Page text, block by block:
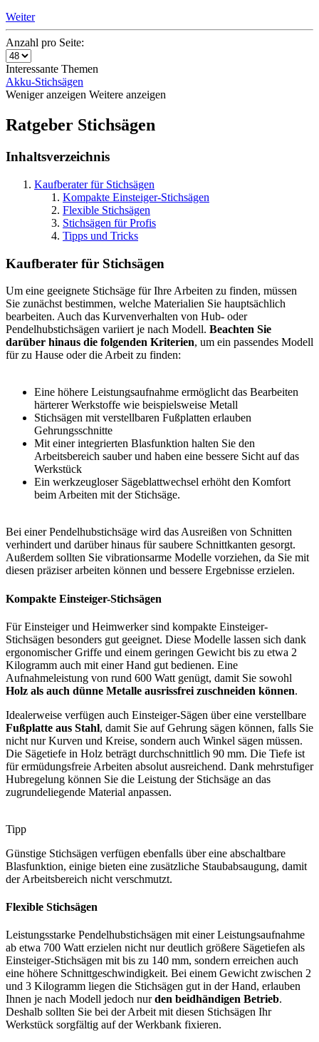
Weiter
Anzahl pro Seite:
Interessante Themen
Akku-Stichsägen
Weniger anzeigen Weitere anzeigen
Ratgeber Stichsägen
Inhaltsverzeichnis
Kaufberater für Stichsägen
Kompakte Einsteiger-Stichsägen
Flexible Stichsägen
Stichsägen für Profis
Tipps und Tricks
Kaufberater für Stichsägen
Um eine geeignete Stichsäge für Ihre Arbeiten zu finden, müssen
Sie zunächst bestimmen, welche Materialien Sie hauptsächlich
bearbeiten. Auch das Kurvenverhalten von Hub- oder
Pendelhubstichsägen variiert je nach Modell. Beachten Sie
darüber hinaus die folgenden Kriterien, um ein passendes Modell
für zu Hause oder die Arbeit zu finden:
Eine höhere Leistungsaufnahme ermöglicht das Bearbeiten
härterer Werkstoffe wie beispielsweise Metall
Stichsägen mit verstellbaren Fußplatten erlauben
Gehrungsschnitte
Mit einer integrierten Blasfunktion halten Sie den
Arbeitsbereich sauber und haben eine bessere Sicht auf das
Werkstück
Ein werkzeugloser Sägeblattwechsel erhöht den Komfort
beim Arbeiten mit der Stichsäge.
Bei einer Pendelhubstichsäge wird das Ausreißen von Schnitten
verhindert und darüber hinaus für saubere Schnittkanten gesorgt.
Außerdem sollten Sie vibrationsarme Modelle vorziehen, da Sie mit
diesen präziser arbeiten können und bessere Ergebnisse erzielen.
Kompakte Einsteiger-Stichsägen
Für Einsteiger und Heimwerker sind kompakte Einsteiger-
Stichsägen besonders gut geeignet. Diese Modelle lassen sich dank
ergonomischer Griffe und einem geringen Gewicht bis zu etwa 2
Kilogramm auch mit einer Hand gut bedienen. Eine
Aufnahmeleistung von rund 600 Watt genügt, damit Sie sowohl
Holz als auch dünne Metalle ausrissfrei zuschneiden können.
Idealerweise verfügen auch Einsteiger-Sägen über eine verstellbare
Fußplatte aus Stahl, damit Sie auf Gehrung sägen können, falls Sie
nicht nur Kurven und Kreise, sondern auch Winkel sägen müssen.
Die Sägetiefe in Holz beträgt durchschnittlich 90 mm. Die Tiefe ist
für ermüdungsfreie Arbeiten absolut ausreichend. Dank mehrstufiger
Hubregelung können Sie die Leistung der Stichsäge an das
zugrundeliegende Material anpassen.
Tipp
Günstige Stichsägen verfügen ebenfalls über eine abschaltbare
Blasfunktion, einige bieten eine zusätzliche Staubabsaugung, damit
der Arbeitsbereich nicht verschmutzt.
Flexible Stichsägen
Leistungsstarke Pendelhubstichsägen mit einer Leistungsaufnahme
ab etwa 700 Watt erzielen nicht nur deutlich größere Sägetiefen als
Einsteiger-Stichsägen mit bis zu 140 mm, sondern erreichen auch
eine höhere Schnittgeschwindigkeit. Bei einem Gewicht zwischen 2
und 3 Kilogramm liegen die Stichsägen gut in der Hand, erlauben
Ihnen je nach Modell jedoch nurden beidhändigen Betrieb.
Deshalb sollten Sie bei der Arbeit mit diesen Stichsägen Ihr
Werkstück sorgfältig auf der Werkbank fixieren.